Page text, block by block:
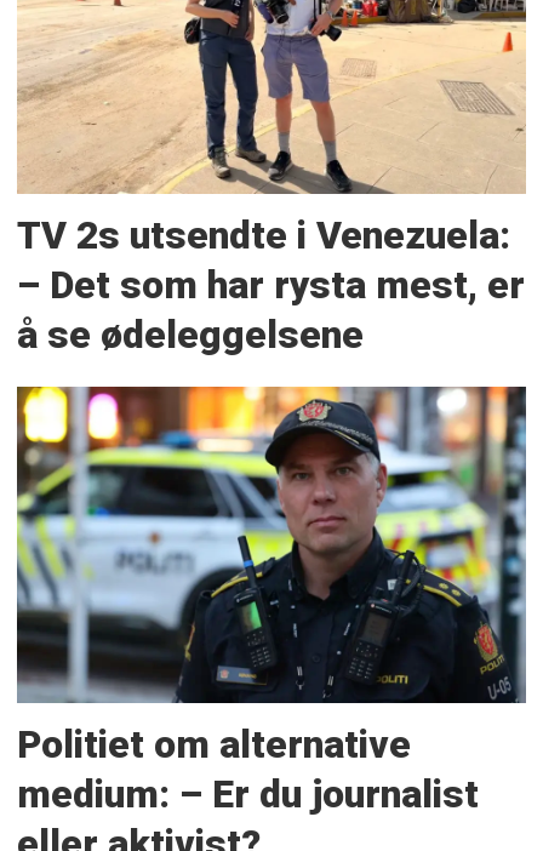
TV 2s utsendte i Venezuela:
– Det som har rysta mest, er
å se ødeleggelsene
Politiet om alternative
medium: – Er du journalist